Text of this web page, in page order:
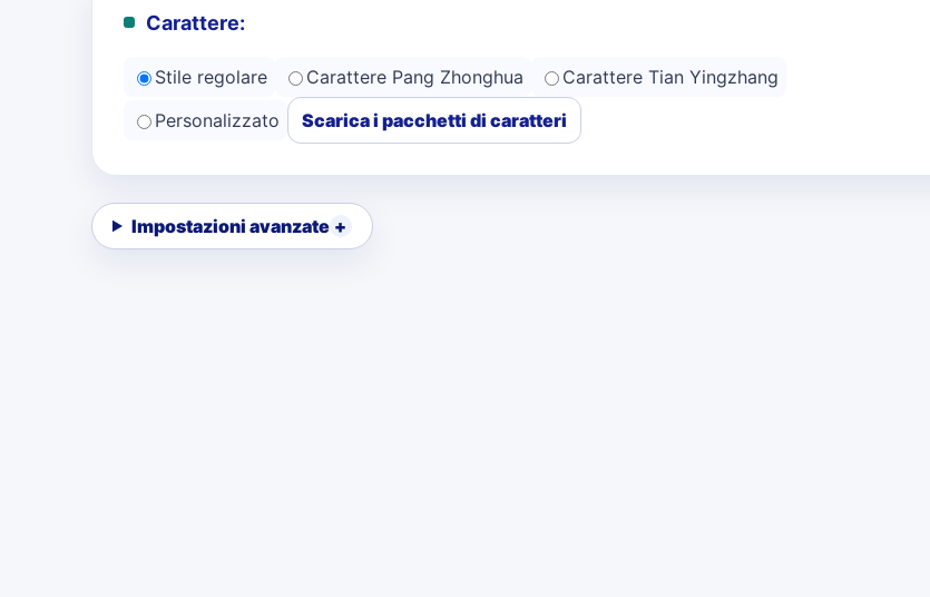
Carattere:
Stile regolare Carattere Pang Zhonghua
Carattere Tian Yingzhang
Personalizzato
Scarica i pacchetti di caratteri
Impostazioni avanzate